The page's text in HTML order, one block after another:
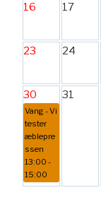
16 17
23 24
30
Vang - Vi
tester
æblepre
ssen
13:00 -
15:00
31